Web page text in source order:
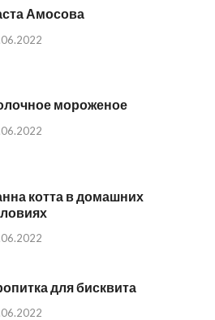
Амосова
мороженое
котта в домашних
для бисквита